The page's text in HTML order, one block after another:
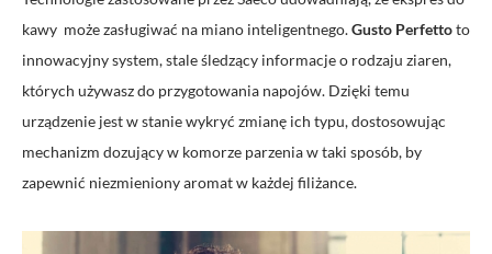
kawy może zasługiwać na miano inteligentnego.Gusto Perfettoto
innowacyjny system, stale śledzący informacje o rodzaju ziaren,
których używasz do przygotowania napojów. Dzięki temu
urządzenie jest w stanie wykryć zmianę ich typu, dostosowując
mechanizm dozujący w komorze parzenia w taki sposób, by
zapewnić niezmieniony aromat w każdej filiżance.